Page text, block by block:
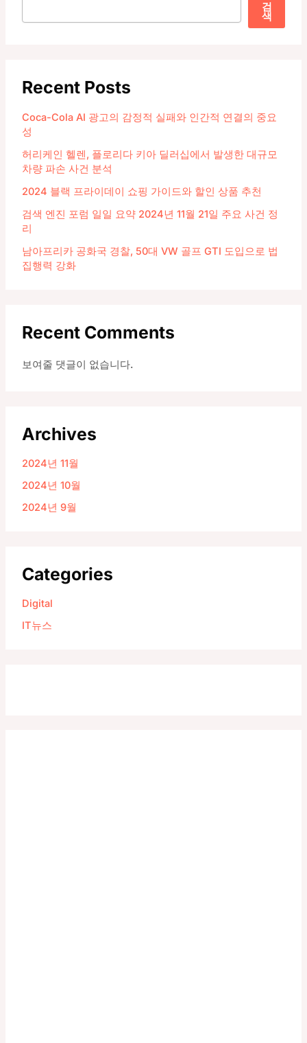
검
색
Recent Posts
Coca-Cola AI 광고의 감정적 실패와 인간적 연결의 중요
성
허리케인 헬렌, 플로리다 키아 딜러십에서 발생한 대규모
차량 파손 사건 분석
2024 블랙 프라이데이 쇼핑 가이드와 할인 상품 추천
검색 엔진 포럼 일일 요약 2024년 11월 21일 주요 사건 정
리
남아프리카 공화국 경찰, 50대 VW 골프 GTI 도입으로 법
집행력 강화
Recent Comments
보여줄 댓글이 없습니다.
Archives
2024년 11월
2024년 10월
2024년 9월
Categories
Digital
IT뉴스